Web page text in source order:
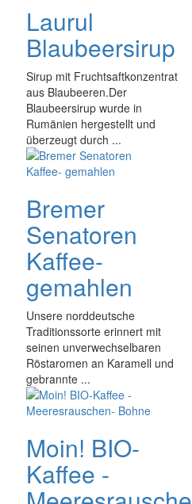
Laurul
Blaubeersirup
Sirup mit Fruchtsaftkonzentrat
aus Blaubeeren.Der
Blaubeersirup wurde in
Rumänien hergestellt und
überzeugt durch ...
Bremer
Senatoren
Kaffee-
gemahlen
Unsere norddeutsche
Traditionssorte erinnert mit
seinen unverwechselbaren
Röstaromen an Karamell und
gebrannte ...
Moin! BIO-
Kaffee -